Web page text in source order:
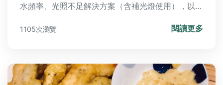
水頻率、光照不足解決方案（含補光燈使用），以及
葉子變黃、病蟲害防治，並提供室內過夏過冬秘技，
1105次瀏覽 閱讀更多